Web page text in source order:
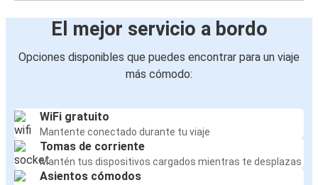
El mejor servicio a bordo
Opciones disponibles que puedes encontrar para un viaje
más cómodo:
WiFi gratuito
Mantente conectado durante tu viaje
Tomas de corriente
Mantén tus dispositivos cargados mientras te desplazas
Asientos cómodos